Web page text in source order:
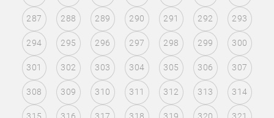
287 288 289 290 291 292 293
294 295 296 297 298 299 300
301 302 303 304 305 306 307
308 309 310 311 312 313 314